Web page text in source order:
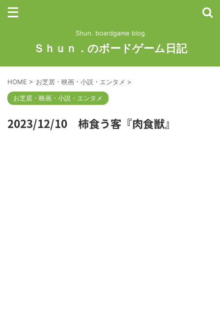
Shun. boardgame blog
Ｓｈｕｎ．のボードゲーム日記
HOME > お芝居・映画・小説・エンタメ >
お芝居・映画・小説・エンタメ
2023/12/10 柿食う客『肉食獣』